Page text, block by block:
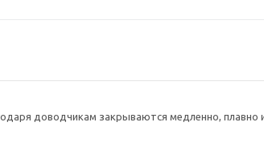
доводчикам закрываются медленно, плавно